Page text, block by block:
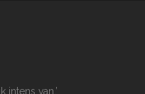
intens van.’